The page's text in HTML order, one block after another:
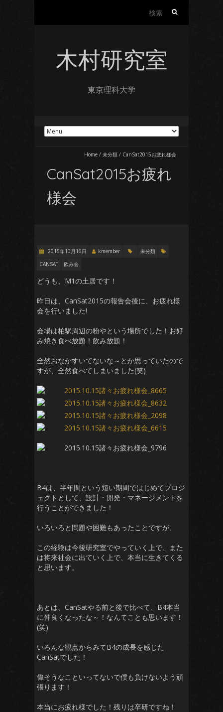
木村研究室
東京理科大学
Home / 未分類 / CanSat2015お疲れ様会
CanSat2015お疲れ
様会
2015年10月16日 kmember
未分類
CANSAT
飲み会
どうも、M1の土居です！
昨日は、CanSat2015の報告会後に、お疲れ様
会を行いました!
会場は柏駅周辺の粉やという場所でした！お好
み焼き食べ放題！飲み放題！
全然おなかすいてないな～とか思っていたので
すが、全然食べてしまいました(笑)
B4は、半年間という短い期間ではじめてプロジ
ェクトとして、設計・開発・マネージメントを
行うことができました！
いろいろと問題や困難もあったことですが、
この経験は今後研究室でやっていく上で、また
は将来社会に出ていく上で、本当に生きてくる
と思います。
あとは、CanSatやる前と後で比べて、B4本当
に仲良くなったな～！なんてことも思います！
(笑)
いろんな観点からみてB4の成長を感じた
CanSatでした！
偉そうなこといってないで僕も負けないよう頑
張ります！
本当にお疲れ様でした！残りは卒研ですね！